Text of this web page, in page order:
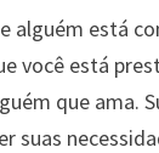
alguém está
você está
que ama.
suas